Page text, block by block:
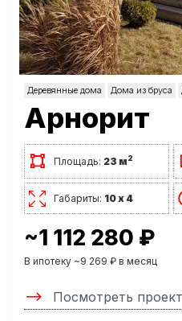
Деревянные дома Дома из бруса
Арнорит
Площадь: 23 м2
Габариты: 10 х 4
~1 112 280 ₽
В ипотеку ~9 269 ₽ в месяц
Посмотреть проект